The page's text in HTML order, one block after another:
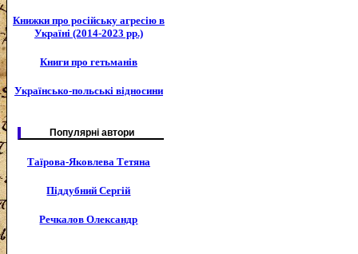
Книжки про російську агресію в
Україні (2014-2023 рр.)
Книги про гетьманів
Українсько-польські відносини
Популярні автори
Таїрова-Яковлева Тетяна
Піддубний Сергій
Речкалов Олександр